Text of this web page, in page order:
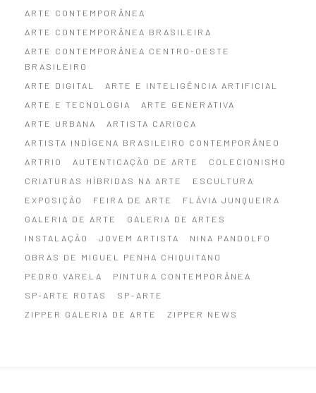
ARTE CONTEMPORÂNEA
ARTE CONTEMPORÂNEA BRASILEIRA
ARTE CONTEMPORÂNEA CENTRO-OESTE
BRASILEIRO
ARTE DIGITAL
ARTE E INTELIGÊNCIA ARTIFICIAL
ARTE E TECNOLOGIA
ARTE GENERATIVA
ARTE URBANA
ARTISTA CARIOCA
ARTISTA INDÍGENA BRASILEIRO CONTEMPORÂNEO
ARTRIO
AUTENTICAÇÃO DE ARTE
COLECIONISMO
CRIATURAS HÍBRIDAS NA ARTE
ESCULTURA
EXPOSIÇÃO
FEIRA DE ARTE
FLÁVIA JUNQUEIRA
GALERIA DE ARTE
GALERIA DE ARTES
INSTALAÇÃO
JOVEM ARTISTA
NINA PANDOLFO
OBRAS DE MIGUEL PENHA CHIQUITANO
PEDRO VARELA
PINTURA CONTEMPORÂNEA
SP-ARTE ROTAS
SP–ARTE
ZIPPER GALERIA DE ARTE
ZIPPER NEWS